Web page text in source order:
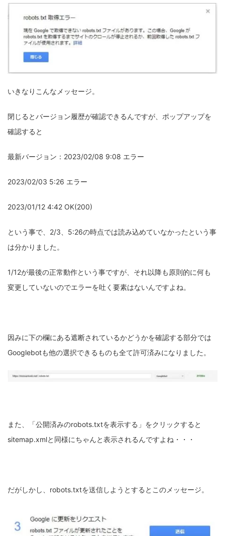
いきなりこんなメッセージ。
閉じるとバージョン履歴が確認できるんですが、ポップアップを
確認すると
最新バージョン：2023/02/08 9:08 エラー
2023/02/03 5:26 エラー
2023/01/12 4:42 OK(200)
という事で、2/3、5:26の時点では読み込めていなかったという事
は分かりました。
1/12が最後の正常動作という事ですが、それ以降も原則的に何も
変更していないのでエラーを吐く要素はないんですよね。
因みに下の欄にある遮断されているかどうかを確認する部分では
Googlebotも他の選択できるものも全て許可済みになりました。
また、「公開済みのrobots.txtを表示する」をクリックすると
sitemap.xmlと同様にちゃんと表示されるんですよね・・・
だがしかし、robots.txtを送信しようとするとこのメッセージ。